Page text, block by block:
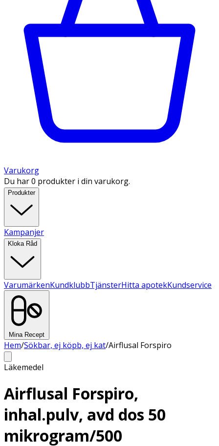
Varukorg
Du har 0 produkter i din varukorg.
Produkter
Kampanjer
Kloka Råd
VarumärkenKundklubbTjänsterHitta apotekKundservice
Mina Recept
Hem/Sökbar, ej köpb, ej kat/Airflusal Forspiro
Läkemedel
Airflusal Forspiro,
inhal.pulv, avd dos 50
mikrogram/500